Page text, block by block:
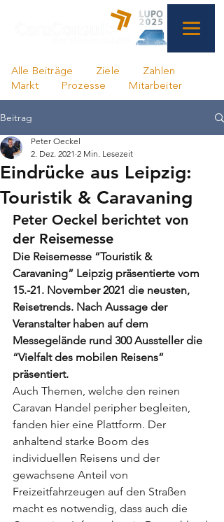
Alle Beiträge Ziele
Zahlen
Markt
Prozesse Mitarbeiter
Beitrag
Eindrücke aus Leipzig:
Touristik & Caravaning
Peter Oeckel
2. Dez. 2021 2 Min. Lesezeit
Peter Oeckel berichtet von
der Reisemesse
Die Reisemesse “Touristik &
Caravaning” Leipzig präsentierte vom
15.-21. November 2021 die neusten,
Reisetrends. Nach Aussage der
Veranstalter haben auf dem
Messegelände rund 300 Aussteller die
“Vielfalt des mobilen Reisens”
präsentiert.
Auch Themen, welche den reinen
Caravan Handel peripher begleiten,
fanden hier eine Plattform. Der
anhaltend starke Boom des
individuellen Reisens und der
gewachsene Anteil von
Freizeitfahrzeugen auf den Straßen
macht es notwendig, dass auch die